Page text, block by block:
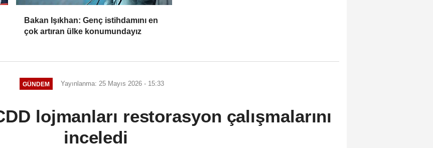
Bakan Işıkhan: Genç istihdamını en
çok artıran ülke konumundayız
GÜNDEM Yayınlanma: 25 Mayıs 2026 - 15:33
lojmanları restorasyon çalışmalarını
inceledi